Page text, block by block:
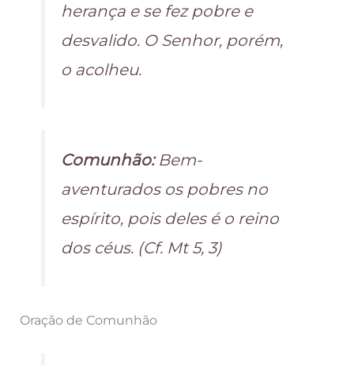
herança e se fez pobre e
desvalido. O Senhor, porém,
o acolheu.
Comunhão:Bem-
aventurados os pobres no
espírito, pois deles é o reino
dos céus. (Cf. Mt 5, 3)
Oração de Comunhão